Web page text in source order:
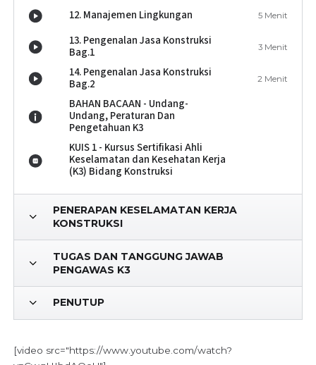
12. Manajemen Lingkungan 5 Menit
13. Pengenalan Jasa Konstruksi
Bag.1
3 Menit
14. Pengenalan Jasa Konstruksi
Bag.2
2 Menit
BAHAN BACAAN - Undang-
Undang, Peraturan Dan
Pengetahuan K3
KUIS 1 - Kursus Sertifikasi Ahli
Keselamatan dan Kesehatan Kerja
(K3) Bidang Konstruksi
PENERAPAN KESELAMATAN KERJA
KONSTRUKSI
TUGAS DAN TANGGUNG JAWAB
PENGAWAS K3
PENUTUP
[video src="https://www.youtube.com/watch?